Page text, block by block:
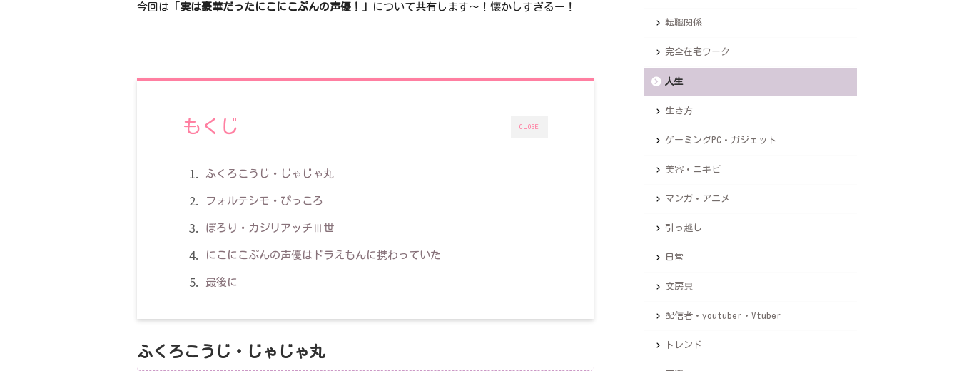
今回は 「実は豪華だったにこにこぷんの声優！」 について共有します～！懐かしすぎるー！
CLOSE
もくじ
ふくろこうじ・じゃじゃ丸
フォルテシモ・ぴっころ
ぽろり・カジリアッチⅢ世
にこにこぷんの声優はドラえもんに携わっていた
最後に
ふくろこうじ・じゃじゃ丸
転職関係
完全在宅ワーク
人生
生き方
ゲーミングPC・ガジェット
美容・ニキビ
マンガ・アニメ
引っ越し
日常
文房具
配信者・youtuber・Vtuber
トレンド